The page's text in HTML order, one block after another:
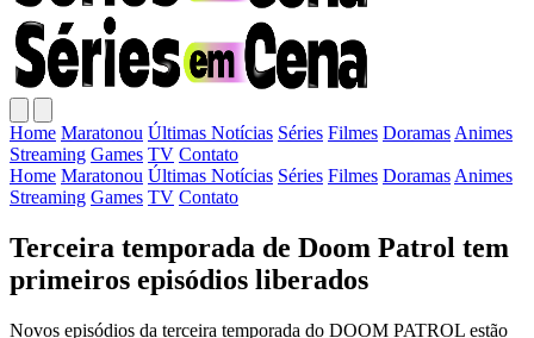
Home Maratonou Últimas Notícias Séries Filmes Doramas Animes
Streaming Games TV Contato
Home Maratonou Últimas Notícias Séries Filmes Doramas Animes
Streaming Games TV Contato
Terceira temporada de Doom Patrol tem
primeiros episódios liberados
Novos episódios da terceira temporada do DOOM PATROL estão